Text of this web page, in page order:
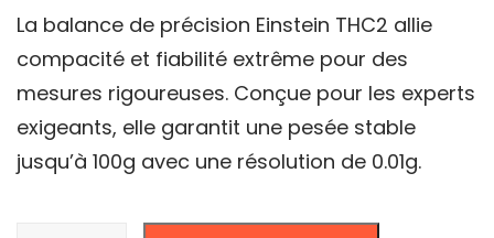
La balance de précision Einstein THC2 allie
compacité et fiabilité extrême pour des
mesures rigoureuses. Conçue pour les experts
exigeants, elle garantit une pesée stable
jusqu’à 100g avec une résolution de 0.01g.